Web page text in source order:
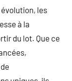
les
à la
du lot. Que ce